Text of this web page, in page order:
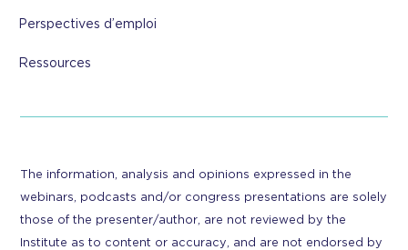
Perspectives d’emploi
Ressources
The information, analysis and opinions expressed in the
webinars, podcasts and/or congress presentations are solely
those of the presenter/author, are not reviewed by the
Institute as to content or accuracy, and are not endorsed by